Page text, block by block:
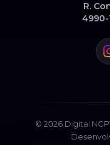
R.
4990-
© 2026 Digital